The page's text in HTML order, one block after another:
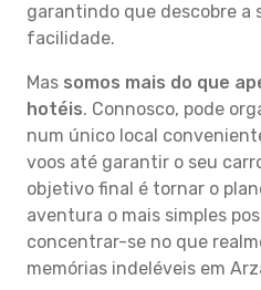
garantindo que descobre a
facilidade.
Mas somos mais do que
hotéis. Connosco, pode
num único local
voos até garantir o seu
objetivo final é tornar o
aventura o mais simples
concentrar-se no que
memórias indeléveis em